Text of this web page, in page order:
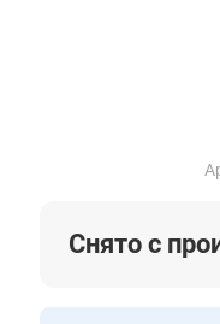
Снято с